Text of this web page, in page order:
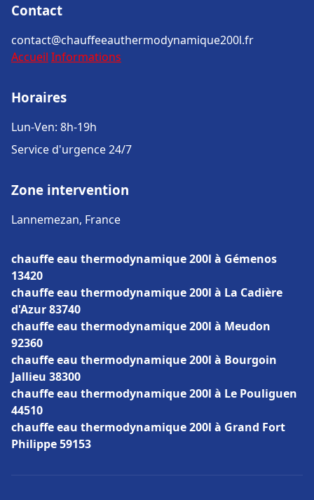
Contact
contact@chauffeeauthermodynamique200l.fr
Accueil Informations
Horaires
Lun-Ven: 8h-19h
Service d'urgence 24/7
Zone intervention
Lannemezan, France
chauffe eau thermodynamique 200l à Gémenos
13420
chauffe eau thermodynamique 200l à La Cadière
d'Azur 83740
chauffe eau thermodynamique 200l à Meudon
92360
chauffe eau thermodynamique 200l à Bourgoin
Jallieu 38300
chauffe eau thermodynamique 200l à Le Pouliguen
44510
chauffe eau thermodynamique 200l à Grand Fort
Philippe 59153